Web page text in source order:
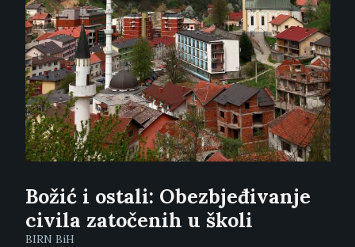
Božić i ostali: Obezbjeđivanje
civila zatočenih u školi
BIRN BiH